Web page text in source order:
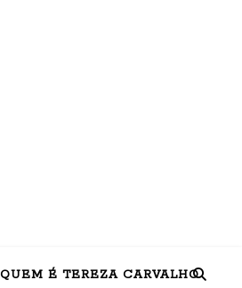
QUEM É TEREZA CARVALHO